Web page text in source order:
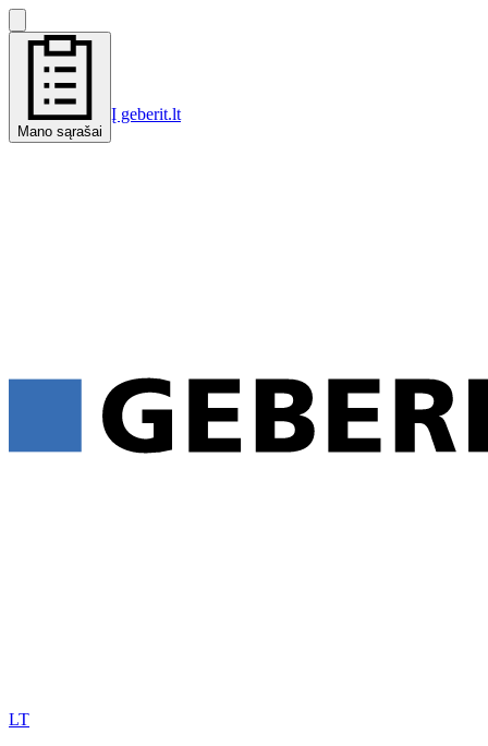
Mano sąrašai
Į geberit.lt
LT